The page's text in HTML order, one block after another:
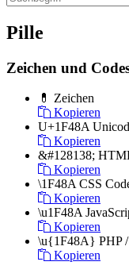
Pille
Zeichen und
💊 Zeichen
Kopieren
U+1F48A
Kopieren
&#128138;
Kopieren
\1F48A CSS
Kopieren
\u1F48A
Kopieren
\u{1F48A} PHP
Kopieren